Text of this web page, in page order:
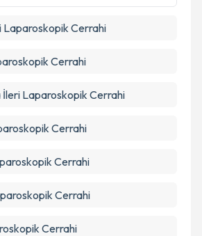
Laparoskopik Cerrahi
Cerrahi
İleri Laparoskopik Cerrahi
Cerrahi
Cerrahi
Cerrahi
Cerrahi